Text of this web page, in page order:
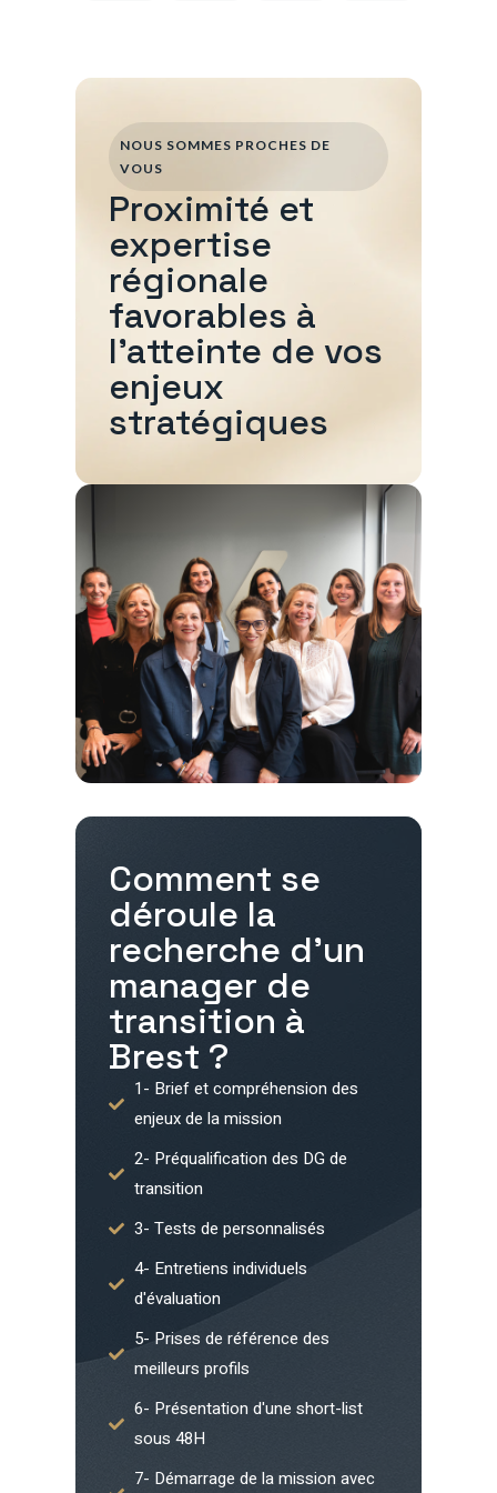
Comment se
déroule la
recherche d'un
manager de
transition à
Brest ?
1- Brief et compréhension des
enjeux de la mission
2- Préqualification des DG de
transition
3- Tests de personnalisés
4- Entretiens individuels
d'évaluation
5- Prises de référence des
meilleurs profils
6- Présentation d'une short-list
sous 48H
7- Démarrage de la mission avec
NOUS SOMMES PROCHES DE
VOUS
Proximité et
expertise
régionale
favorables à
l'atteinte de vos
enjeux
stratégiques